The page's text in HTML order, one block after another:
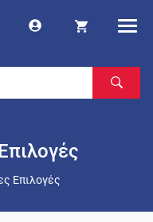
Επιλογές